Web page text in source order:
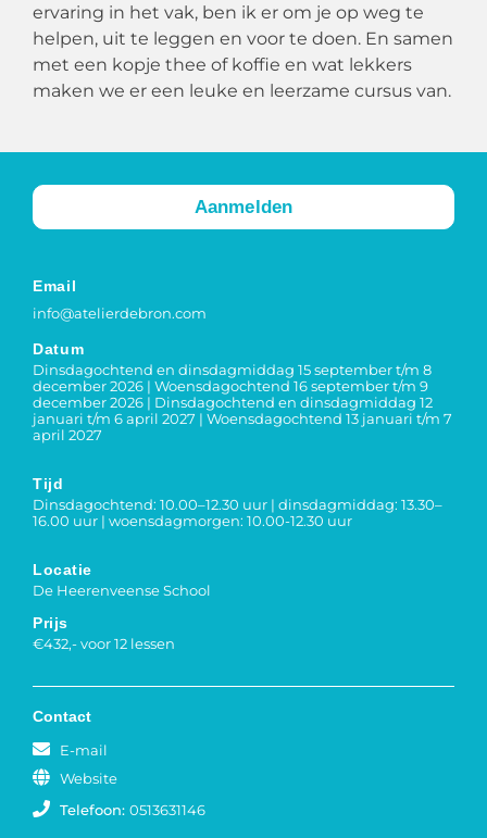
ervaring in het vak, ben ik er om je op weg te
helpen, uit te leggen en voor te doen. En samen
met een kopje thee of koffie en wat lekkers
maken we er een leuke en leerzame cursus van.
Aanmelden
Email
info@atelierdebron.com
Datum
Dinsdagochtend en dinsdagmiddag 15 september t/m 8
december 2026 | Woensdagochtend 16 september t/m 9
december 2026 | Dinsdagochtend en dinsdagmiddag 12
januari t/m 6 april 2027 | Woensdagochtend 13 januari t/m 7
april 2027
Tijd
Dinsdagochtend: 10.00–12.30 uur | dinsdagmiddag: 13.30–
16.00 uur | woensdagmorgen: 10.00-12.30 uur
Locatie
De Heerenveense School
Prijs
€432,- voor 12 lessen
Contact
E-mail
Website
Telefoon: 0513631146